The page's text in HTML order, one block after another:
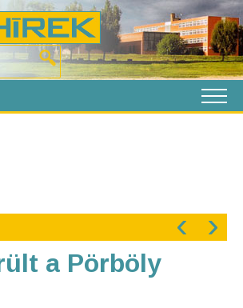
‹ ›
a Pörböly